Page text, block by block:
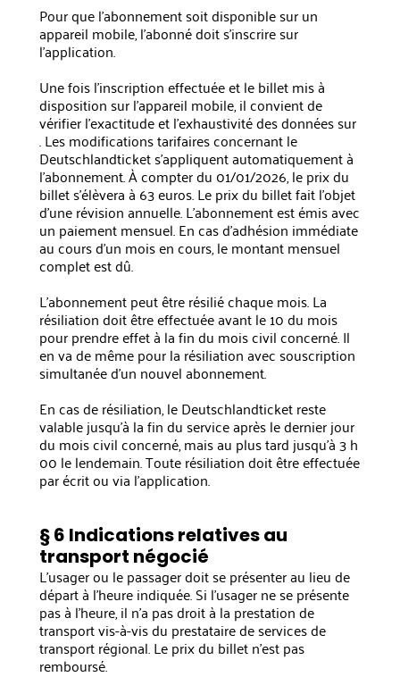
Pour que l'abonnement soit disponible sur un
appareil mobile, l'abonné doit s'inscrire sur
l'application.
Une fois l'inscription effectuée et le billet mis à
disposition sur l'appareil mobile, il convient de
vérifier l'exactitude et l'exhaustivité des données sur
. Les modifications tarifaires concernant le
Deutschlandticket s'appliquent automatiquement à
l'abonnement. À compter du 01/01/2026, le prix du
billet s'élèvera à 63 euros. Le prix du billet fait l'objet
d'une révision annuelle. L'abonnement est émis avec
un paiement mensuel. En cas d'adhésion immédiate
au cours d'un mois en cours, le montant mensuel
complet est dû.
L'abonnement peut être résilié chaque mois. La
résiliation doit être effectuée avant le 10 du mois
pour prendre effet à la fin du mois civil concerné. Il
en va de même pour la résiliation avec souscription
simultanée d'un nouvel abonnement.
En cas de résiliation, le Deutschlandticket reste
valable jusqu'à la fin du service après le dernier jour
du mois civil concerné, mais au plus tard jusqu'à 3 h
00 le lendemain. Toute résiliation doit être effectuée
par écrit ou via l'application.
§ 6 Indications relatives au
transport négocié
L'usager ou le passager doit se présenter au lieu de
départ à l'heure indiquée. Si l'usager ne se présente
pas à l'heure, il n'a pas droit à la prestation de
transport vis-à-vis du prestataire de services de
transport régional. Le prix du billet n'est pas
remboursé.